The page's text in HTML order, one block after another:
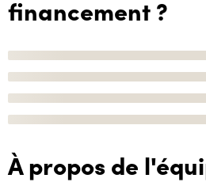
financement ?
À propos de